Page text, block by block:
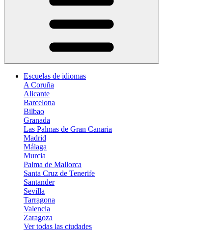
Escuelas de idiomas
A Coruña
Alicante
Barcelona
Bilbao
Granada
Las Palmas de Gran Canaria
Madrid
Málaga
Murcia
Palma de Mallorca
Santa Cruz de Tenerife
Santander
Sevilla
Tarragona
Valencia
Zaragoza
Ver todas las ciudades